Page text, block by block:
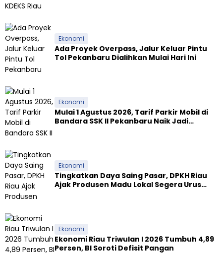
Ekonomi
Ada Proyek Overpass, Jalur Keluar Pintu
Tol Pekanbaru Dialihkan Mulai Hari Ini
Ekonomi
Mulai 1 Agustus 2026, Tarif Parkir Mobil di
Bandara SSK II Pekanbaru Naik Jadi
Ekonomi
Tingkatkan Daya Saing Pasar, DPKH Riau
Ajak Produsen Madu Lokal Segera Urus
Ekonomi
Ekonomi Riau Triwulan I 2026 Tumbuh 4,89
Persen, BI Soroti Defisit Pangan